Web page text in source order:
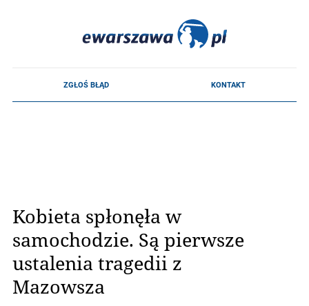
Kobieta spłonęła w
samochodzie. Są pierwsze
ustalenia tragedii z
Mazowsza